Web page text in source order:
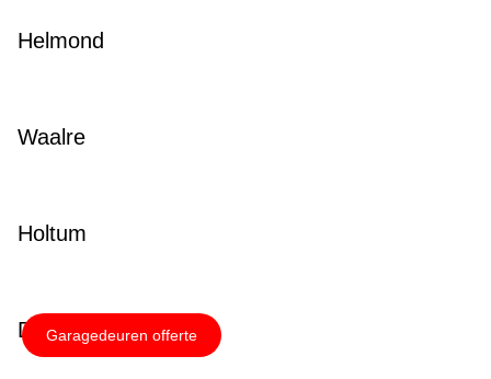
Helmond
Waalre
Holtum
Doenrade
Garagedeuren offerte